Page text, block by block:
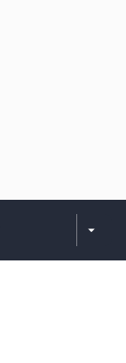
arrow_drop_down